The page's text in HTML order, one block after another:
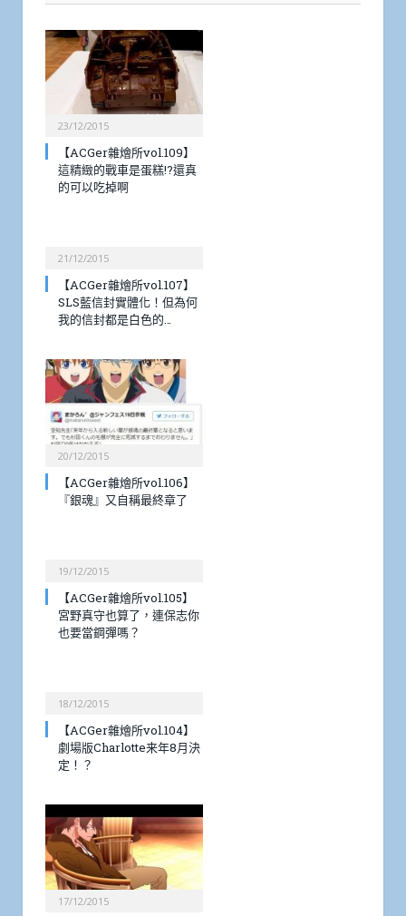
23/12/2015
【ACGer雜燴所vol.109】
這精緻的戰車是蛋糕!?還真
的可以吃掉啊
21/12/2015
【ACGer雜燴所vol.107】
SLS藍信封實體化！但為何
我的信封都是白色的…
20/12/2015
【ACGer雜燴所vol.106】
『銀魂』又自稱最終章了
19/12/2015
【ACGer雜燴所vol.105】
宮野真守也算了，連保志你
也要當鋼彈嗎？
18/12/2015
【ACGer雜燴所vol.104】
劇場版Charlotte来年8月決
定！？
17/12/2015